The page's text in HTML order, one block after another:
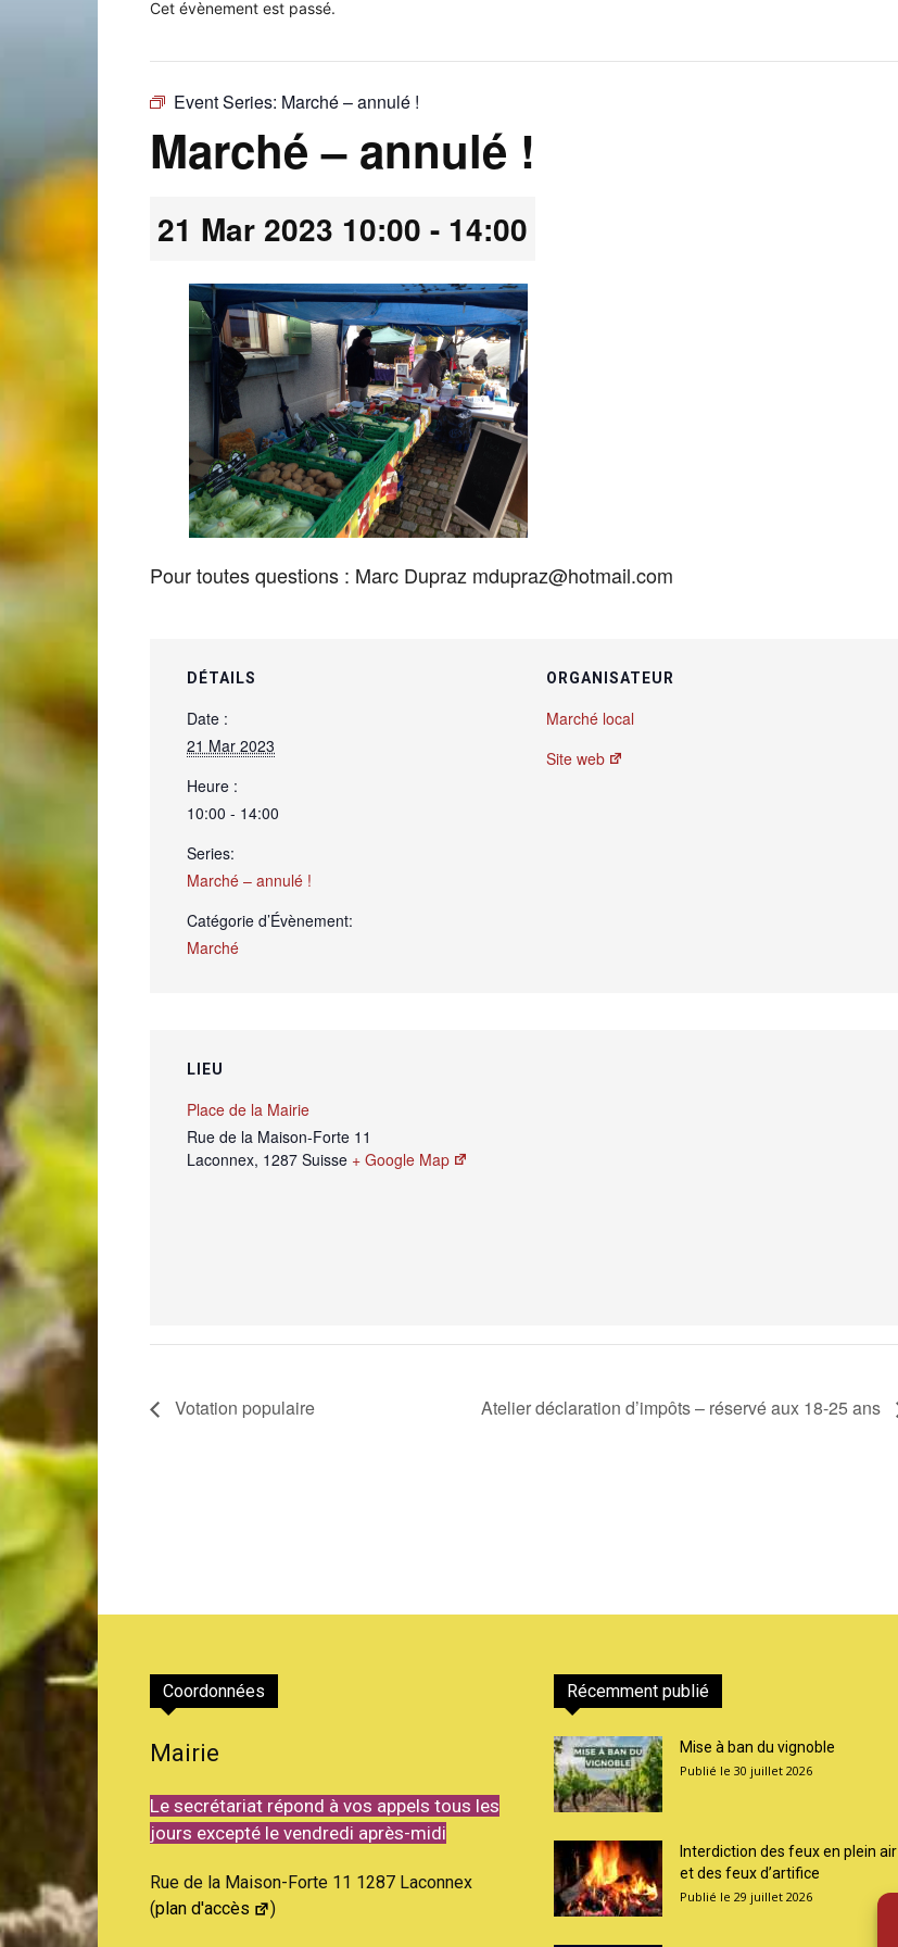
Laconnex
Cet évènement est passé.
Event Series: Marché – annulé !
Marché – annulé !
21 Mar 2023 10:00 - 14:00
Pour toutes questions : Marc Dupraz mdupraz@hotmail.com
DÉTAILS
Date :
21 Mar 2023
Heure :
10:00 - 14:00
Series:
Marché – annulé !
Catégorie d’Évènement:
Marché
ORGANISATEUR
Marché local
Site web
LIEU
Place de la Mairie
Rue de la Maison-Forte 11
Laconnex, 1287 Suisse + Google Map
Votation populaire Atelier déclaration d’impôts – réservé aux 18-25 ans
Coordonnées
Mairie
Le secrétariat répond à vos appels tous les
jours excepté le vendredi après-midi
Rue de la Maison-Forte 11 1287 Laconnex
(plan d'accès )
Récemment publié
Mise à ban du vignoble
30 juillet 2026
Interdiction des feux en plein air
et des feux d’artifice
29 juillet 2026